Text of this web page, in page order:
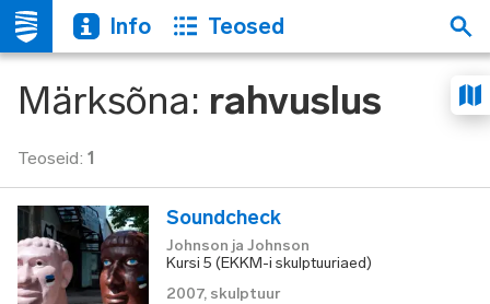
Info Teosed
Märksõna: rahvuslus
Teoseid: 1
Soundcheck
Johnson ja Johnson
Kursi 5 (EKKM-i skulptuuriaed)
2007, skulptuur